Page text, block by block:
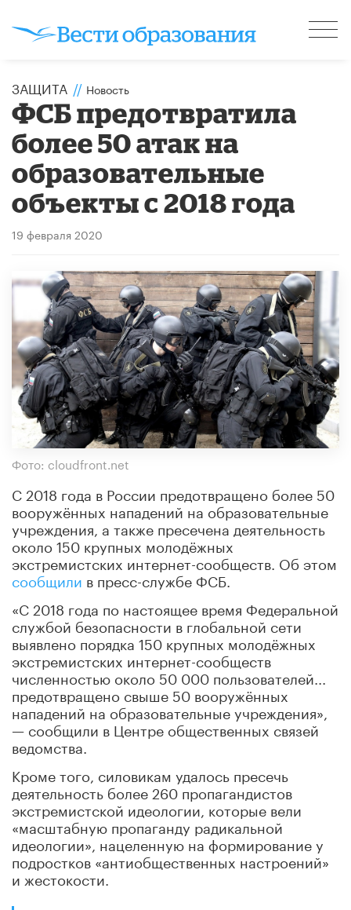
ЗАЩИТА // Новость
ФСБ предотвратила
более 50 атак на
образовательные
объекты с 2018 года
19 февраля 2020
Фото: cloudfront.net
С 2018 года в России предотвращено более 50
вооружённых нападений на образовательные
учреждения, а также пресечена деятельность
около 150 крупных молодёжных
экстремистских интернет-сообществ. Об этом
сообщили в пресс-службе ФСБ.
«С 2018 года по настоящее время Федеральной
службой безопасности в глобальной сети
выявлено порядка 150 крупных молодёжных
экстремистских интернет-сообществ
численностью около 50 000 пользователей...
предотвращено свыше 50 вооружённых
нападений на образовательные учреждения»,
— сообщили в Центре общественных связей
ведомства.
Кроме того, силовикам удалось пресечь
деятельность более 260 пропагандистов
экстремистской идеологии, которые вели
«масштабную пропаганду радикальной
идеологии», нацеленную на формирование у
подростков «антиобщественных настроений»
и жестокости.